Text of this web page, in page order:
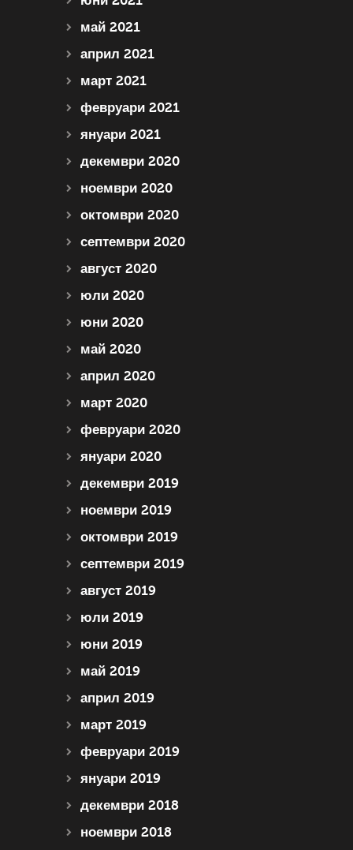
май 2021
април 2021
март 2021
февруари 2021
януари 2021
декември 2020
ноември 2020
октомври 2020
септември 2020
август 2020
юли 2020
юни 2020
май 2020
април 2020
март 2020
февруари 2020
януари 2020
декември 2019
ноември 2019
октомври 2019
септември 2019
август 2019
юли 2019
юни 2019
май 2019
април 2019
март 2019
февруари 2019
януари 2019
декември 2018
ноември 2018